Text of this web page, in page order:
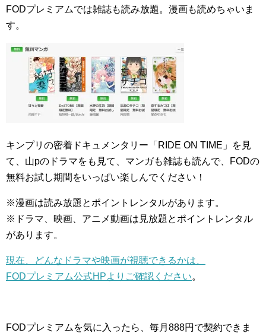
FODプレミアムでは雑誌も読み放題。漫画も読めちゃいま
す。
キンプリの密着ドキュメンタリー「RIDE ON TIME」を見
て、山pのドラマをも見て、マンガも雑誌も読んで、FODの
無料お試し期間をいっぱい楽しんでください！
※漫画は読み放題とポイントレンタルがあります。
※ドラマ、映画、アニメ動画は見放題とポイントレンタル
があります。
現在、どんなドラマや映画が視聴できるかは、
FODプレミアム公式HPよりご確認ください。
FODプレミアムを気に入ったら、毎月888円で契約できま